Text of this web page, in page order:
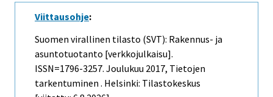
Viittausohje:
Suomen virallinen tilasto (SVT): Rakennus- ja
asuntotuotanto [verkkojulkaisu].
ISSN=1796-3257. Joulukuu 2017, Tietojen
tarkentuminen . Helsinki: Tilastokeskus